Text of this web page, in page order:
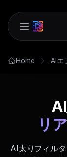
Open main
Home AIエ
リ
AI太りフィル